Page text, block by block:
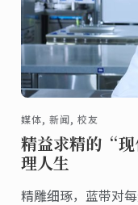
媒体, 新闻, 校友
精益求精的“
理人生
精雕细琢，蓝带对